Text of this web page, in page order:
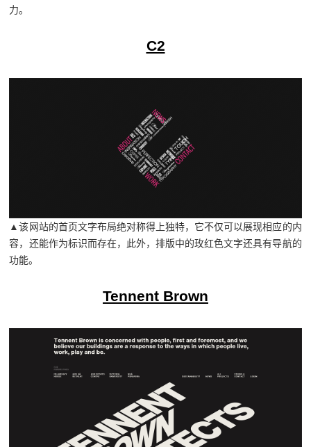
力。
C2
▲该网站的首页文字布局绝对称得上独特，它不仅可以展现相应的内
容，还能作为标识而存在，此外，排版中的玫红色文字还具有导航的
功能。
Tennent Brown